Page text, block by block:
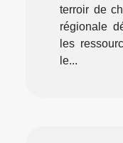
terroir de
régionale
les
le...